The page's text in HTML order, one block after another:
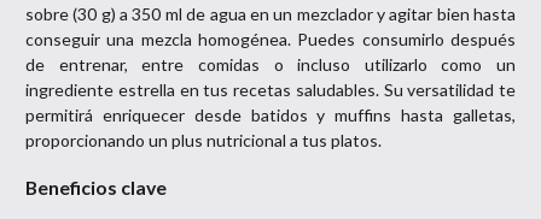
sobre (30 g) a 350 ml de agua en un mezclador y agitar bien hasta
conseguir una mezcla homogénea. Puedes consumirlo después
de entrenar, entre comidas o incluso utilizarlo como un
ingrediente estrella en tus recetas saludables. Su versatilidad te
permitirá enriquecer desde batidos y muffins hasta galletas,
proporcionando un plus nutricional a tus platos.
Beneficios clave